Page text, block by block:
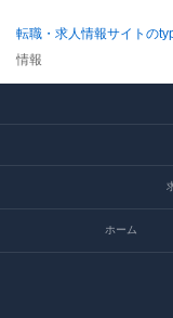
転職・求人情報サイトの
情報
ホーム